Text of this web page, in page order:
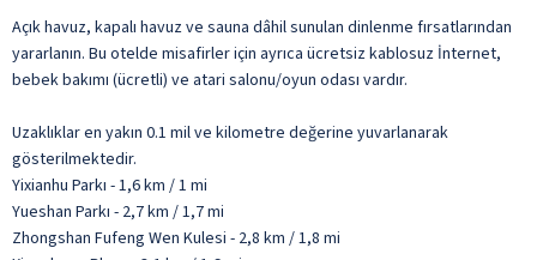
Açık havuz, kapalı havuz ve sauna dâhil sunulan dinlenme fırsatlarından
yararlanın. Bu otelde misafirler için ayrıca ücretsiz kablosuz İnternet,
bebek bakımı (ücretli) ve atari salonu/oyun odası vardır.
Uzaklıklar en yakın 0.1 mil ve kilometre değerine yuvarlanarak
gösterilmektedir.
Yixianhu Parkı - 1,6 km / 1 mi
Yueshan Parkı - 2,7 km / 1,7 mi
Zhongshan Fufeng Wen Kulesi - 2,8 km / 1,8 mi